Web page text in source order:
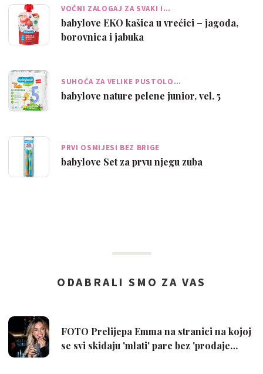
VOĆNI ZALOGAJ ZA SVAKI I…
babylove EKO kašica u vrećici – jagoda,
borovnica i jabuka
SUHOĆA ZA VELIKE PUSTOLO…
babylove nature pelene junior, vel. 5
PRVI OSMIJESI BEZ BRIGE
babylove Set za prvu njegu zuba